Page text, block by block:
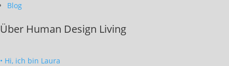
Blog
Über Human Design Living
• Hi, ich bin Laura